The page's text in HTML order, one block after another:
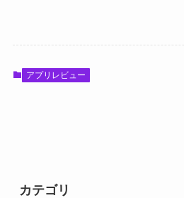
アプリレビュー
カテゴリ